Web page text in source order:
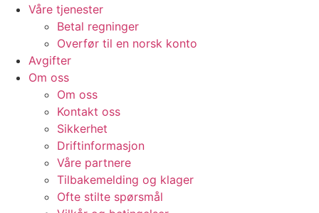
Våre tjenester
Betal regninger
Overfør til en norsk konto
Avgifter
Om oss
Om oss
Kontakt oss
Sikkerhet
Driftinformasjon
Våre partnere
Tilbakemelding og klager
Ofte stilte spørsmål